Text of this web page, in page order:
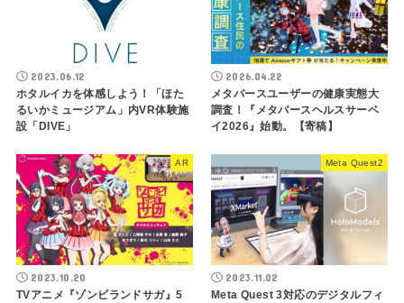
2023.06.12
ホタルイカを体感しよう！「ほた
るいかミュージアム」内VR体験施
設「DIVE」
2026.04.22
メタバースユーザーの健康実態大
調査！『メタバースヘルスサーベ
イ2026』始動。【寄稿】
AR
2023.10.20
TVアニメ『ゾンビランドサガ』5
Meta Quest2
2023.11.02
Meta Quest 3対応のデジタルフィ